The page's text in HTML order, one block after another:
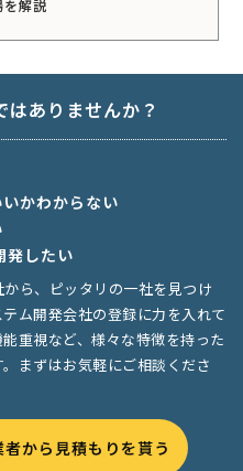
を解説
ありませんか？
かわからない
したい
ら、ピッタリの一社を見つけ
ム開発会社の登録に力を入れて
重視など、様々な特徴を持った
まずはお気軽にご相談くださ
者から見積もりを貰う